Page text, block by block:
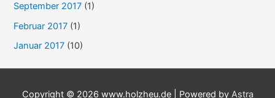
September 2017 (1)
Februar 2017 (1)
Januar 2017 (10)
Copyright © 2026 www.holzheu.de| Powered by Astra